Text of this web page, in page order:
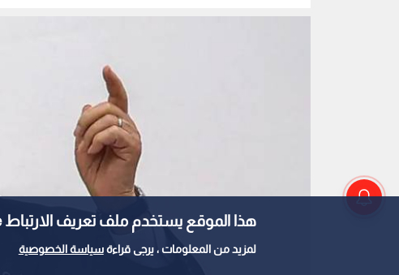
هذا الموقع يستخدم ملف تعريف الارتباط Cookie
لمزيد من المعلومات ، يرجى قراءةسياسة الخصوصية